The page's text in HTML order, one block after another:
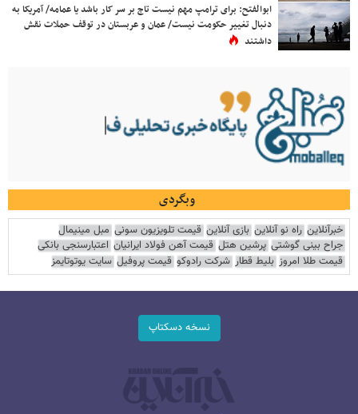
ابوالفتح: برای ترامپ مهم نیست تاج بر سر کار باشد یا عمامه/ آمریکا به
دنبال تغییر حکومت نیست/ عمان و عربستان در توقف حملات نقش
داشتند
وبگردی
خبرآنلاین راه نو آنلاین بازی آنلاین قیمت تلویزیون سونی مبل مینیمال
جراح بینی گوشتی پرشین هتل قیمت آهن فولاد ایرانیان اعتبارسنجی بانکی
قیمت طلا امروز بلیط قطار شرکت رادوکو قیمت پروفیل سایت یوتوتایمز
نسخه دسکتاپ